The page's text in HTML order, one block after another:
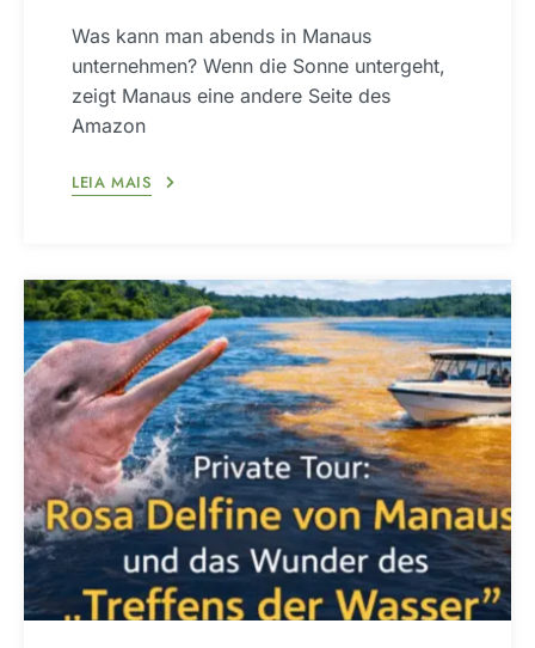
Was kann man abends in Manaus
unternehmen? Wenn die Sonne untergeht,
zeigt Manaus eine andere Seite des
Amazon
LEIA MAIS